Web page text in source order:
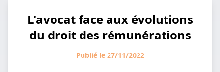
L'avocat face aux évolutions
du droit des rémunérations
Publié le 27/11/2022